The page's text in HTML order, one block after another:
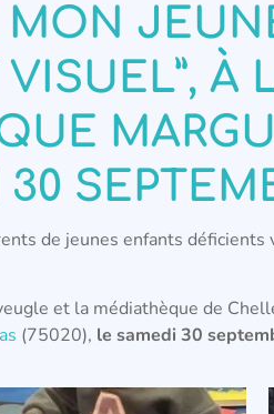
MON
À
de jeunes enfants
et la médiathèque de
(75020), le samedi 30